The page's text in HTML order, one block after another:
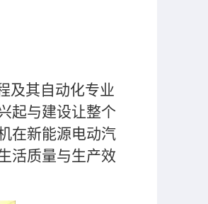
及其自动化专业
起与建设让整个
在新能源电动汽
活质量与生产效